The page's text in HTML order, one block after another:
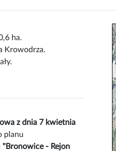
ha.
Krowodrza.
z dnia 7 kwietnia
planu
"Bronowice - Rejon